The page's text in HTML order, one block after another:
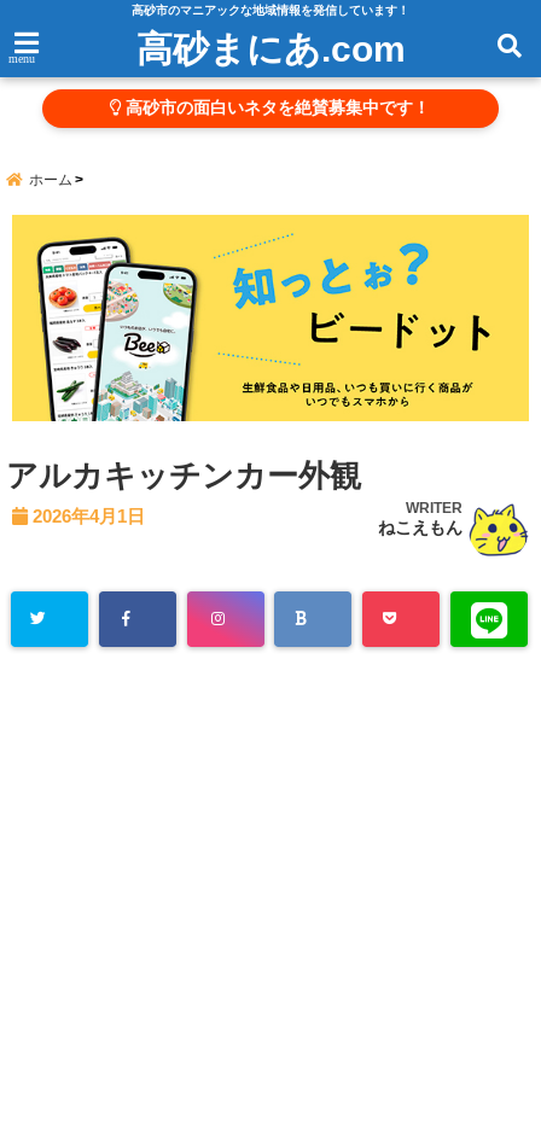
高砂市のマニアックな地域情報を発信しています！
menu 高砂まにあ.com
高砂市の面白いネタを絶賛募集中です！
ホーム
アルカキッチンカー外観
2026年4月1日 WRITER
ねこえもん